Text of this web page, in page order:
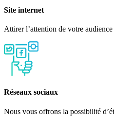
Site internet
Attirer l’attention de votre audience
Réseaux sociaux
Nous vous offrons la possibilité